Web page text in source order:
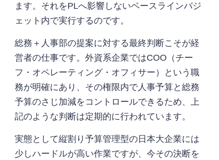
ます。それをPLへ影響しないベースラインバジ
ェット内で実行するのです。
総務＋人事部の提案に対する最終判断こそが経
営者の仕事です。外資系企業ではCOO（チー
フ・オペレーティング・オフィサー）という職
務が明確にあり、その権限内で人事予算と総務
予算のさじ加減をコントロールできるため、上
記のような判断は定期的に行われています。
実態として縦割り予算管理型の日本大企業には
少しハードルが高い作業ですが、今その決断を